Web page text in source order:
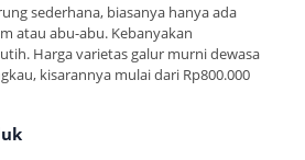
sederhana, biasanya hanya ada
atau abu-abu. Kebanyakan
Harga varietas galur murni dewasa
kisarannya mulai dari Rp800.000